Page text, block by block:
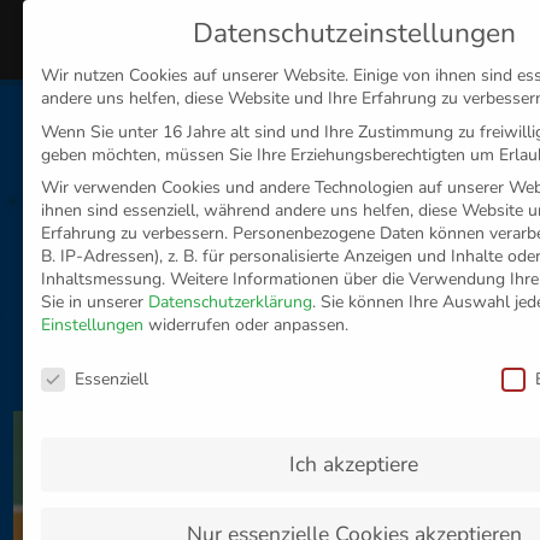
MENÜ
Disclaimer Impressum Datenschutz
Datenschutzeinstellungen
Wir nutzen Cookies auf unserer Website. Einige von ihnen sind
andere uns helfen, diese Website und Ihre Erfahrung zu
Wenn Sie unter 16 Jahre alt sind und Ihre Zustimmung zu
geben möchten, müssen Sie Ihre Erziehungsberechtigten um
Wir verwenden Cookies und andere Technologien auf unserer
ihnen sind essenziell, während andere uns helfen, diese Website
Erfahrung zu verbessern. Personenbezogene Daten können
B. IP-Adressen), z. B. für personalisierte Anzeigen und Inhalte
Inhaltsmessung. Weitere Informationen über die Verwendung
Sie in unserer Datenschutzerklärung. Sie können Ihre Auswahl
Einstellungen widerrufen oder anpassen.
Datenschutzeinstellungen
Essenziell
Ich akzeptiere
Nur essenzielle Cookies akzeptieren